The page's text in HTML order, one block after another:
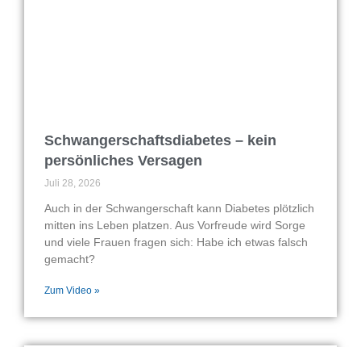
Schwangerschaftsdiabetes – kein
persönliches Versagen
Juli 28, 2026
Auch in der Schwangerschaft kann Diabetes plötzlich
mitten ins Leben platzen. Aus Vorfreude wird Sorge
und viele Frauen fragen sich: Habe ich etwas falsch
gemacht?
Zum Video »